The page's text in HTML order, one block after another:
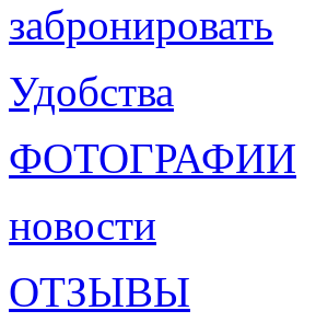
забронировать
Удобства
ФОТОГРАФИИ
новости
ОТЗЫВЫ